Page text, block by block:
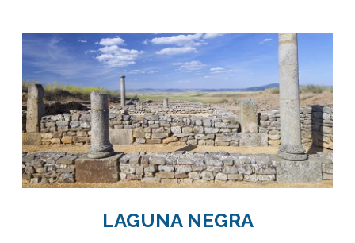
LAGUNA NEGRA